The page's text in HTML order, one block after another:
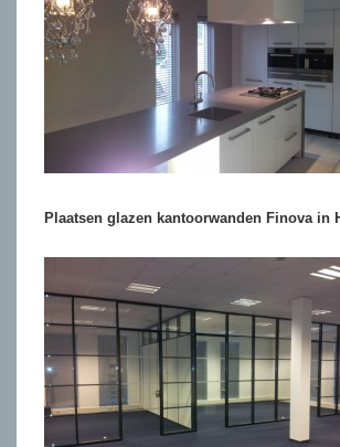
Plaatsen glazen kantoorwanden Finova in